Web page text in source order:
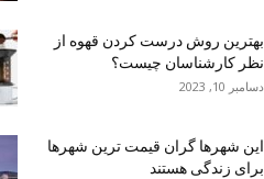
بهترین روش درست کردن قهوه از
نظر کارشناسان چیست؟
دسامبر 10, 2023
این شهرها گران قیمت ترین شهرها
برای زندگی هستند